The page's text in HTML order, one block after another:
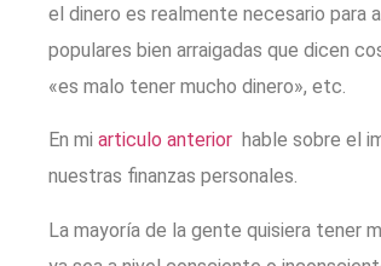
el dinero es realmente necesario para
populares bien arraigadas que dicen
«es malo tener mucho dinero», etc.
En mi articulo anterior hable sobre el
nuestras finanzas personales.
La mayoría de la gente quisiera tener